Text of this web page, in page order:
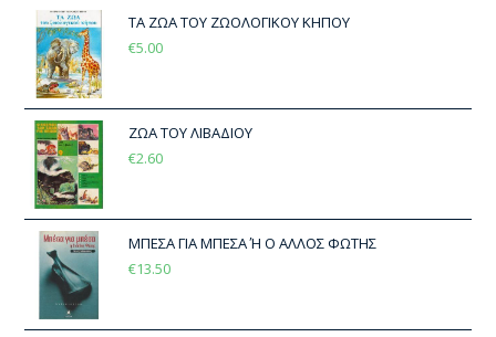
ΤΑ ΖΩΑ ΤΟΥ ΖΩΟΛΟΓΙΚΟΥ ΚΗΠΟΥ
€5.00
ΖΩΑ ΤΟΥ ΛΙΒΑΔΙΟΥ
€2.60
ΜΠΕΣΑ ΓΙΑ ΜΠΕΣΑ Ή Ο ΑΛΛΟΣ ΦΩΤΗΣ
€13.50